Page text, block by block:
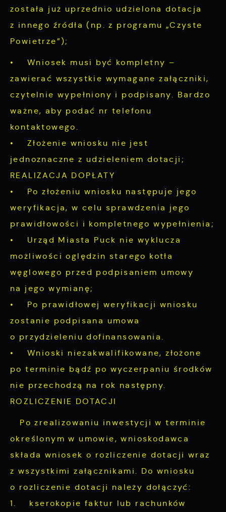
została już uprzednio udzielona dotacja
z innego źródła (np. z programu „Czyste
Powietrze”);
• Wniosek musi być kompletny –
zawierać wszystkie wymagane załączniki,
czytelnie wypełniony i podpisany. Bardzo
ważne, aby podać nr telefonu
kontaktowego.
• Złożenie wniosku nie jest
jednoznaczne z udzieleniem dotacji;
REALIZACJA DOPŁATY
• Po złożeniu wniosku następuje jego
weryfikacja, w celu sprawdzenia jego
prawidłowości i kompletnego wypełnienia;
• Urząd Miasta Puck nie wyklucza
możliwości oględzin starego kotła
węglowego przed podpisaniem umowy
na jego wymianę;
• Po prawidłowej weryfikacji wniosku
zostanie podpisana umowa
o przydzieleniu dofinansowania.
• Wnioski niezakwalifikowane, złożone
po terminie bądź po wyczerpaniu środków
nie przechodzą na rok następny.
ROZLICZENIE DOTACJI
Po zrealizowaniu inwestycji w terminie
określonym w umowie, wnioskodawca
składa wniosek o rozliczenie dotacji wraz
z wszystkimi załącznikami. Do wniosku
o rozliczenie dotacji należy dołączyć:
1. kserokopie faktur lub rachunków